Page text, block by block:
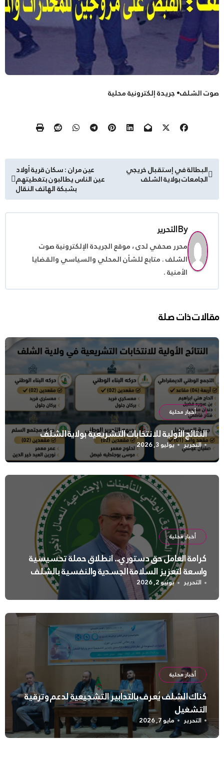
صوت الشلف• جريدة إلكترونية محلية
تصفّح
المقالات
البطالة في إستقبال خريجي
الجامعات بولاية الشلف
عين مران : سكان قرية أولاد
عين الناس يطالبون بتغطيتهم
بشبكة الهاتف النقال
Byالتحرير
محرر صحفي لدى ، موقع الجريدة الإلكترونية صوت
الشلف . متابع للشأن المحلي والسياسي والقضايا
الأمنية .
مقالات ذات صلة
أخبار محلية
النتائج الأولية للانتخابات التشريعية بولاية الشلف
التحرير يوليو 3, 2026
أخبار محلية
كرامة العامل حق دستوري.. انطلاق حملة تحسيسية
واسعة لتعزيز السلامة الجسدية والنفسية بالشلف
التحرير يونيو 2, 2026
أخبار محلية
كناك الشلف يُعرف بالتدابير التشجيعية لدعم وترقية
التشغيل
التحرير مايو 7, 2026